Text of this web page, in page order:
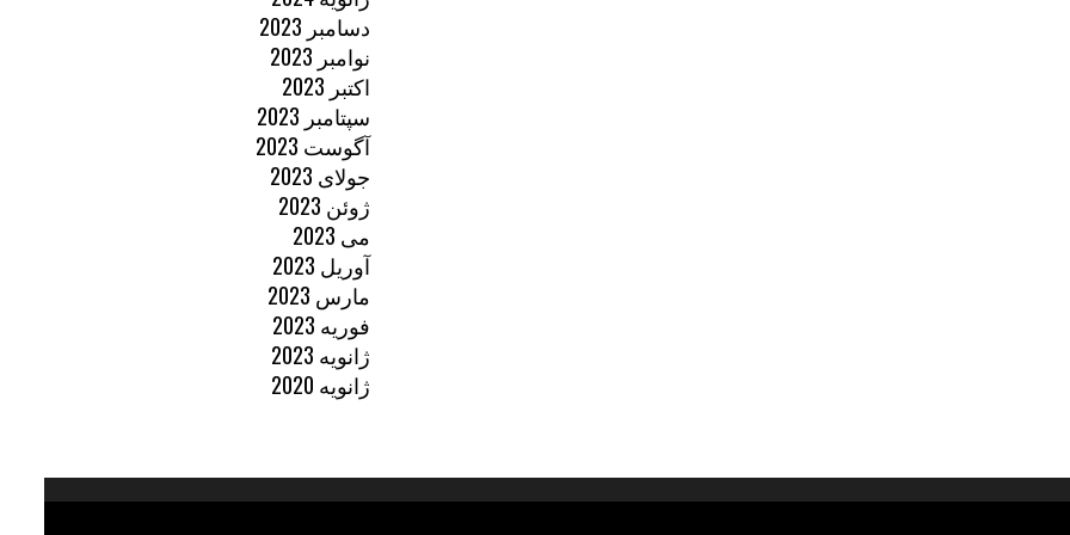
دسامبر 2023
نوامبر 2023
اکتبر 2023
سپتامبر 2023
آگوست 2023
جولای 2023
ژوئن 2023
می 2023
آوریل 2023
مارس 2023
فوریه 2023
ژانویه 2023
ژانویه 2020